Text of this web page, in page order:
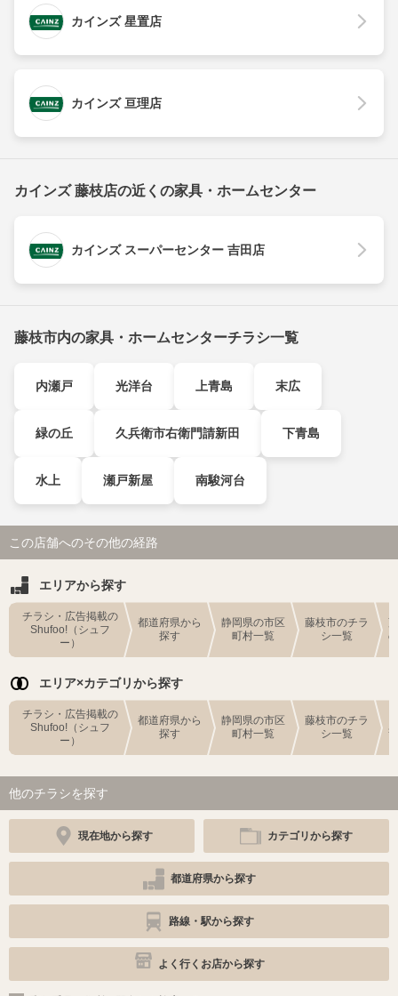
カインズ 星置店
カインズ 亘理店
カインズ 藤枝店の近くの家具・ホームセンター
カインズ スーパーセンター 吉田店
藤枝市内の家具・ホームセンターチラシ一覧
内瀬戸 光洋台 上青島 末広
緑の丘 久兵衛市右衛門請新田 下青島
水上 瀬戸新屋 南駿河台
この店舗へのその他の経路
エリアから探す
チラシ・広告掲載の
Shufoo!（シュフ
ー）
都道府県から
探す
静岡県の市区
町村一覧
藤枝市のチラ
シ一覧
エリア×カテゴリから探す
チラシ・広告掲載の
Shufoo!（シュフ
ー）
都道府県から
探す
静岡県の市区
町村一覧
藤枝市のチラ
シ一覧
他のチラシを探す
現在地から探す カテゴリから探す
都道府県から探す
路線・駅から探す
よく行くお店から探す